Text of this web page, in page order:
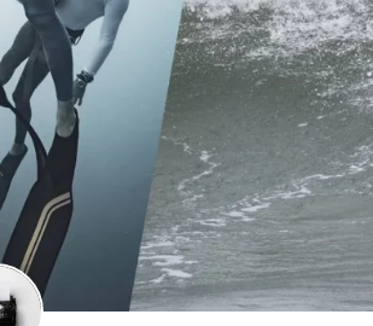
parisienne, Apnée Passion, à
en loisirs, il rencontre Eric Poline, qui
plait tout de suite à ce sportif de 1,97 m
après les championnats de France.
en apnée dynamique en août
La rencontre avec Enguerrand Aucher,
Arthur Guérin Boëri est aujourd'hui pro
de champion du monde, 4 records